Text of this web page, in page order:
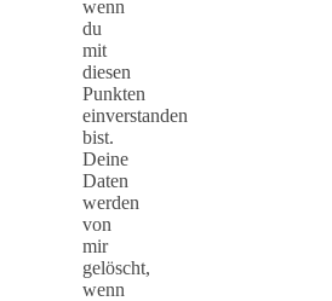
wenn
du
mit
diesen
Punkten
einverstanden
bist.
Deine
Daten
werden
von
mir
gelöscht,
wenn